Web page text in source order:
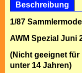
Beschreibung
1/87 Sammlermodell
AWM Spezial Juni
(Nicht geeignet für
unter 14 Jahren)